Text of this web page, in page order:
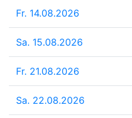
Fr. 14.08.2026
Sa. 15.08.2026
Fr. 21.08.2026
Sa. 22.08.2026